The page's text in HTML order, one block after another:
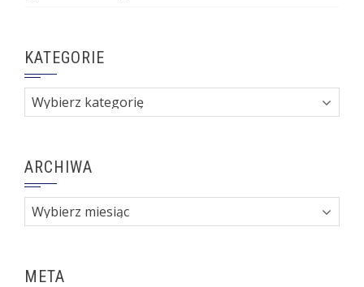
KATEGORIE
Kategorie
ARCHIWA
Archiwa
META